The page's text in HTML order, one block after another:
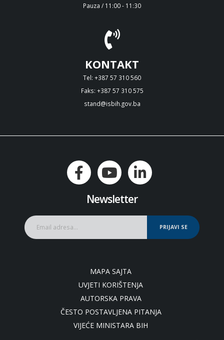
Pauza / 11:00 - 11:30
KONTAKT
Tel: +387 57 310 560
Faks: +387 57 310 575
stand@isbih.gov.ba
Newsletter
PRIJAVI SE
MAPA SAJTA
UVJETI KORIŠTENJA
AUTORSKA PRAVA
ČESTO POSTAVLJENA PITANJA
VIJEĆE MINISTARA BIH